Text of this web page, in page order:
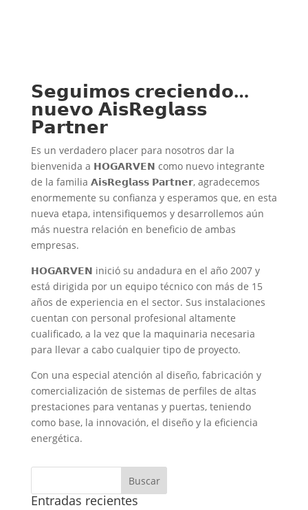
𝗦𝗲𝗴𝘂𝗶𝗺𝗼𝘀 𝗰𝗿𝗲𝗰𝗶𝗲𝗻𝗱𝗼…
𝗻𝘂𝗲𝘃𝗼 𝗔𝗶𝘀𝗥𝗲𝗴𝗹𝗮𝘀𝘀
𝗣𝗮𝗿𝘁𝗻𝗲𝗿
Es un verdadero placer para nosotros dar la
bienvenida a 𝗛𝗢𝗚𝗔𝗥𝗩𝗘𝗡 como nuevo integrante
de la familia 𝗔𝗶𝘀𝗥𝗲𝗴𝗹𝗮𝘀𝘀 𝗣𝗮𝗿𝘁𝗻𝗲𝗿, agradecemos
enormemente su confianza y esperamos que, en esta
nueva etapa, intensifiquemos y desarrollemos aún
más nuestra relación en beneficio de ambas
empresas.
𝗛𝗢𝗚𝗔𝗥𝗩𝗘𝗡 inició su andadura en el año 2007 y
está dirigida por un equipo técnico con más de 15
años de experiencia en el sector. Sus instalaciones
cuentan con personal profesional altamente
cualificado, a la vez que la maquinaria necesaria
para llevar a cabo cualquier tipo de proyecto.
Con una especial atención al diseño, fabricación y
comercialización de sistemas de perfiles de altas
prestaciones para ventanas y puertas, teniendo
como base, la innovación, el diseño y la eficiencia
energética.
Entradas recientes